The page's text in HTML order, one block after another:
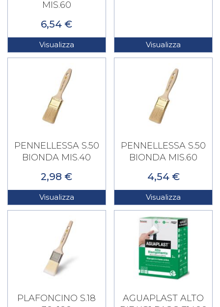
MIS.60
6,54 €
Visualizza Visualizza
PENNELLESSA S.50
BIONDA MIS.40
2,98 €
Visualizza
PENNELLESSA S.50
BIONDA MIS.60
4,54 €
Visualizza
PLAFONCINO S.18
AGUAPLAST ALTO